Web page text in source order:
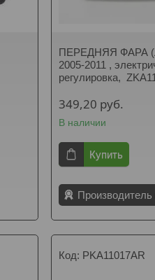
ПЕРЕДНЯЯ ФАРА
2005-2011 ,
регулировка,
349,20 руб.
В наличии
Купить
Производитель
PKA11017AR